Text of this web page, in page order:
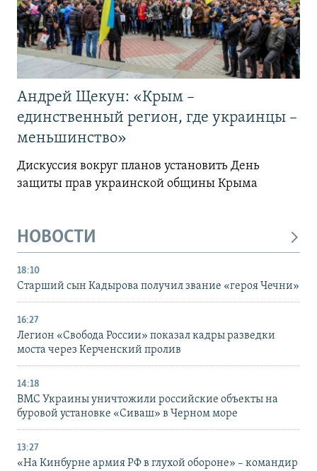
Андрей Щекун: «Крым –
единственный регион, где украинцы –
меньшинство»
Дискуссия вокруг планов установить День
защиты прав украинской общины Крыма
НОВОСТИ
18:10
Старший сын Кадырова получил звание «героя Чечни»
16:27
Легион «Свобода России» показал кадры разведки
моста через Керченский пролив
14:18
ВМС Украины уничтожили российские объекты на
буровой установке «Сиваш» в Черном море
13:27
«На Кинбурне армия РФ в глухой обороне» – командир